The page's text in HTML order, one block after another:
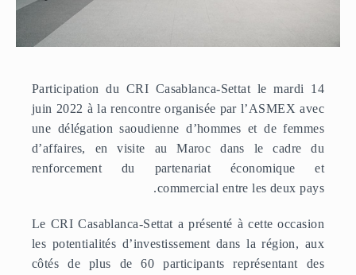
Participation du CRI Casablanca-Settat le mardi 14
juin 2022 à la rencontre organisée par l’ASMEX avec
une délégation saoudienne d’hommes et de femmes
d’affaires, en visite au Maroc dans le cadre du
renforcement du partenariat économique et
commercial entre les deux pays.
Le CRI Casablanca-Settat a présenté à cette occasion
les potentialités d’investissement dans la région, aux
côtés de plus de 60 participants représentant des